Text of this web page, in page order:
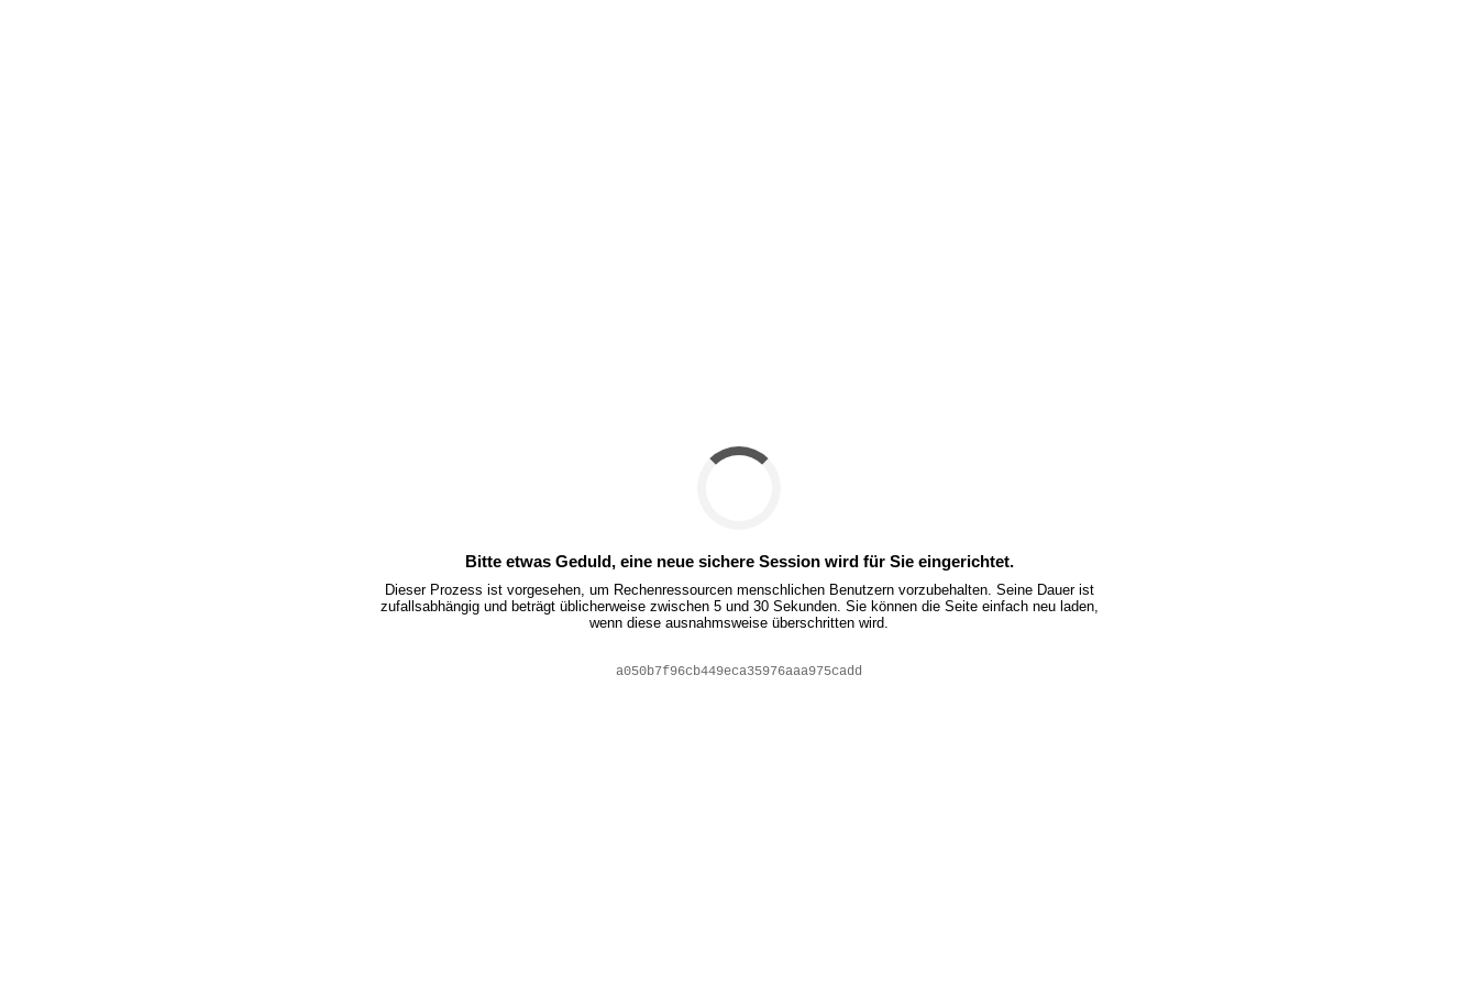
Bitte etwas Geduld, eine neue sichere Session wird für Sie eingerichtet.
Dieser Prozess ist vorgesehen, um Rechenressourcen menschlichen Benutzern vorzubehalten. Seine Dauer ist
zufallsabhängig und beträgt üblicherweise zwischen 5 und 30 Sekunden. Sie können die Seite einfach neu laden,
wenn diese ausnahmsweise überschritten wird.
228e7363a3dbf0204e93b2d1bac6d4bf